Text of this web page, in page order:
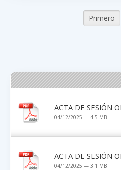
Primero
ACTA DE SESIÓN
04/12/2025 — 4.5 MB
ACTA DE SESIÓN
04/12/2025 — 3.1 MB